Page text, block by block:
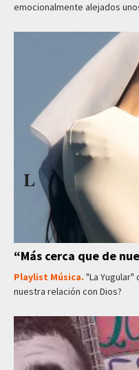
emocionalmente alejados
“Más cerca que de
Playlist Música. "La Yugular"
nuestra relación con Dios?